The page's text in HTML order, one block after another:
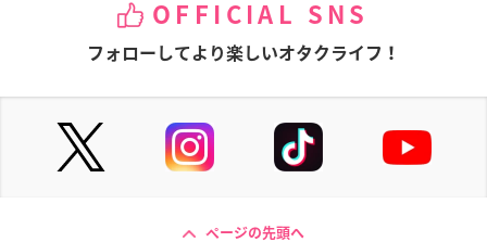
OFFICIAL SNS
フォローしてより楽しいオタクライフ！
ページの先頭へ